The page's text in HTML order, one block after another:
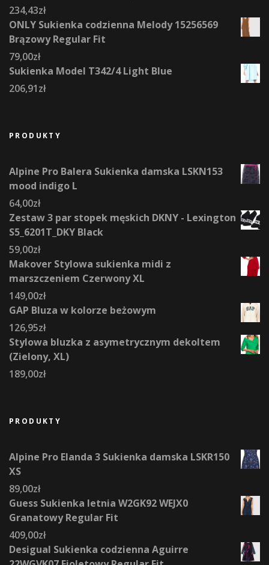
234,43zł
ONLY Sukienka codzienna Melody 15256569
Brązowy Regular Fit
79,00zł
Sukienka Model T342/4 Light Blue
206,91zł
PRODUKTY
Alpine Pro Balera Sukienka damska LSKN153
mood indigo L
64,00zł
Zestaw 3 par stopek męskich DKNY - Lexington
S5_6201T_DKY Black
59,00zł
Makover Stylowa sukienka midi z
marszczeniem Czerwony XL
149,00zł
GAP Bluza w kolorze beżowym
126,95zł
Stylowa bluzka z asymetrycznym dekoltem
(Zielony, XL)
189,00zł
PRODUKTY
Alpine Pro Elanda 3 Sukienka damska LSKR150
XS
89,00zł
Guess Sukienka letnia W2GK92 WEJX0
Granatowy Regular Fit
409,00zł
Desigual Sukienka codzienna Aguirre